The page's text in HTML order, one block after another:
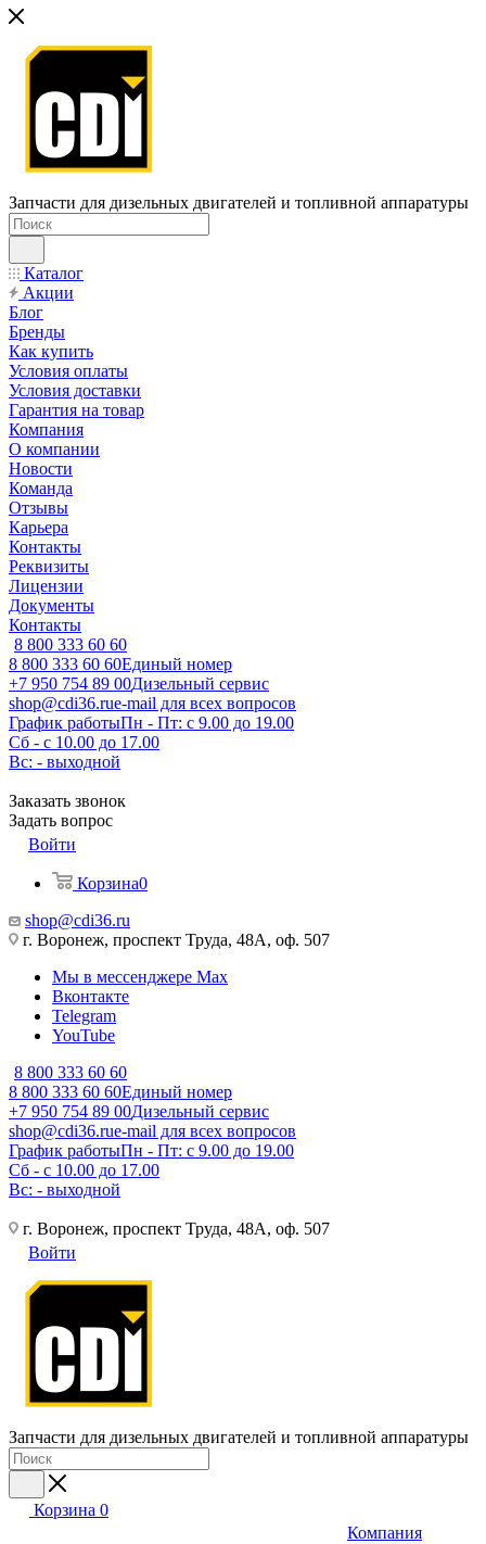
Запчасти для дизельных двигателей и топливной аппаратуры
Каталог
Акции
Блог
Бренды
Как купить
Условия оплаты
Условия доставки
Гарантия на товар
Компания
О компании
Новости
Команда
Отзывы
Карьера
Контакты
Реквизиты
Лицензии
Документы
Контакты
8 800 333 60 60
8 800 333 60 60Единый номер
+7 950 754 89 00Дизельный сервис
shop@cdi36.rue-mail для всех вопросов
График работыПн - Пт: с 9.00 до 19.00
Сб - с 10.00 до 17.00
Вс: - выходной
Заказать звонок
Задать вопрос
Войти
Корзина0
shop@cdi36.ru
г. Воронеж, проспект Труда, 48А, оф. 507
Мы в мессенджере Max
Вконтакте
Telegram
YouTube
8 800 333 60 60
8 800 333 60 60Единый номер
+7 950 754 89 00Дизельный сервис
shop@cdi36.rue-mail для всех вопросов
График работыПн - Пт: с 9.00 до 19.00
Сб - с 10.00 до 17.00
Вс: - выходной
г. Воронеж, проспект Труда, 48А, оф. 507
Войти
Запчасти для дизельных двигателей и топливной аппаратуры
Корзина 0
Компания